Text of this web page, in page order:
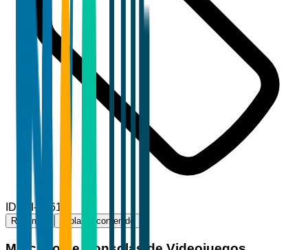
ID TBI-32617
Resumen Tabla de contenido